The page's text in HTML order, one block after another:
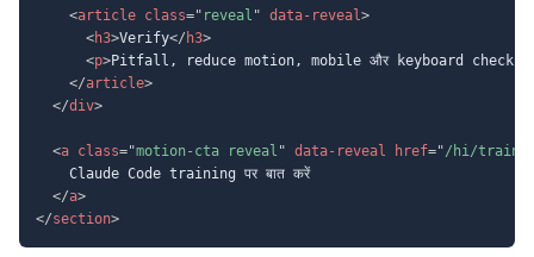
<article class=" reveal " data-reveal>
<h3>Verify</ h3>
<p>Pitfall, reduce motion, mobile और keyboard checks
</article>
</div>
<a class="motion-cta reveal " data-reveal href="/hi/
    Claude Code training पर बात करें
</a>
</section>